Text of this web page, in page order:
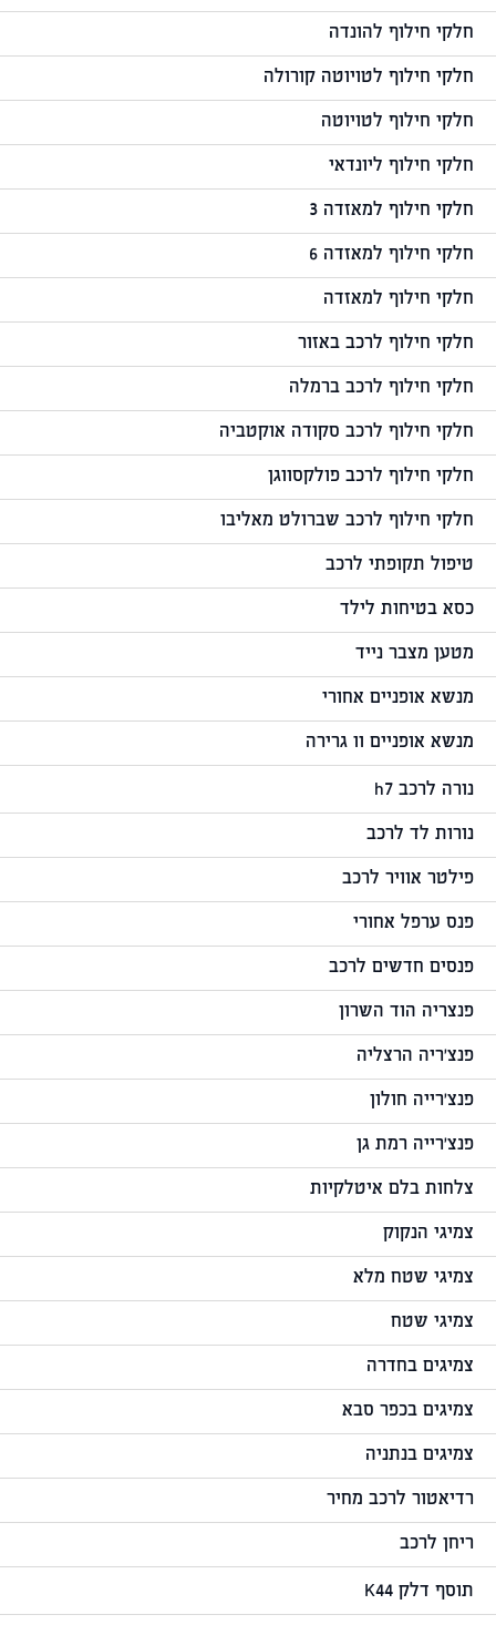
חלקי חילוף להונדה
חלקי חילוף לטויוטה קורולה
חלקי חילוף לטויוטה
חלקי חילוף ליונדאי
חלקי חילוף למאזדה 3
חלקי חילוף למאזדה 6
חלקי חילוף למאזדה
חלקי חילוף לרכב באזור
חלקי חילוף לרכב ברמלה
חלקי חילוף לרכב סקודה אוקטביה
חלקי חילוף לרכב פולקסווגן
חלקי חילוף לרכב שברולט מאליבו
טיפול תקופתי לרכב
כסא בטיחות לילד
מטען מצבר נייד
מנשא אופניים אחורי
מנשא אופניים וו גרירה
נורה לרכב h7
נורות לד לרכב
פילטר אוויר לרכב
פנס ערפל אחורי
פנסים חדשים לרכב
פנצריה הוד השרון
פנצ'ריה הרצליה
פנצ'רייה חולון
פנצ'רייה רמת גן
צלחות בלם איטלקיות
צמיגי הנקוק
צמיגי שטח מלא
צמיגי שטח
צמיגים בחדרה
צמיגים בכפר סבא
צמיגים בנתניה
רדיאטור לרכב מחיר
ריחן לרכב
תוסף דלק K44